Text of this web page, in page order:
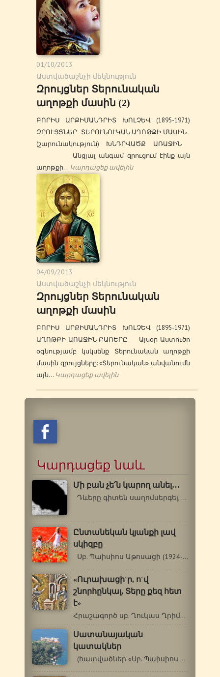
01/10/2013
Աստվածաշնչի մեկնություն
Զրույցներ Տերունական
աղոթքի մասին (2)
ԲՈՐԻՍ ԱՐՔԻՄԱՆԴՐԻՏ ԽՈԼՉԵՎ (1895-1971)
ԶՐՈՒՅՑՆԵՐ ՏԵՐՈՒՆՈՒԿԱՆ ԱՂՈԹՔԻ ՄԱՍԻՆ
(շարունակություն) ԽՆԴՐՎԱԾՔ ԱՌԱՋԻՆ
Անցյալ անգամ զրուցում էինք այն
աղոթքի… Կարդացեք ավելին
04/09/2013
Աստվածաշնչի մեկնություն
Զրույցներ Տերունական
աղոթքի մասին
ԲՈՐԻՍ ԱՐՔԻՄԱՆԴՐԻՏ ԽՈԼՉԵՎ (1895-1971)
ԱՂՈԹՔԻ ԱՌԱՋԻՆ ԲԱՌԵՐԸ Այսօր Աստուծո
օգնությամբ կսկսենք Տերունական աղոթքի
մասին զրույցները: «Տերունական» անվանումն
այն… Կարդացեք ավելին
Կարդացեք նաև
Մի բան չե՛ն կարող անել…
Դևերը գիտեն սաղոմսերգել, աշխարհի…
Ընտանեկան կյանքի լավ
սկիզբը
Սբ. Պաիսիոս Աթոսացի (1924-1994 թթ.)…
«Ուրախացի´ր, ո´վ
շնորհընկալ, Տերը քեզ հետ
է»
Հրաշագործ սբ. Ղուկաս Ղրիմեցի (1877-1961թթ.)…
Սատանայական
կատակներ
(հատվածներ «Սբ. Պաիսիոս Աթոսացու…